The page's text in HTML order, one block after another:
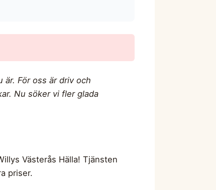
är. För oss är driv och
Nu söker vi fler glada
Västerås Hälla! Tjänsten
priser.